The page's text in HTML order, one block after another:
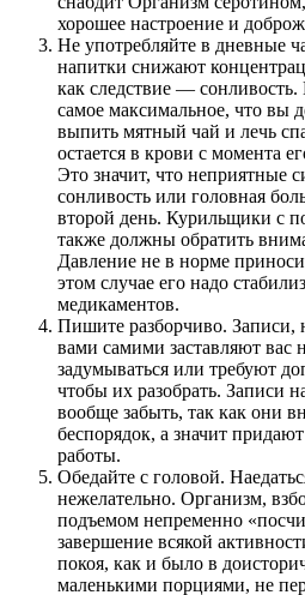
хорошее настроение и
Не употребляйте в дневные
напитки снижают
как следствие — сонливость.
самое максимальное, что вы
выпить мятный чай и лечь
остается в крови с момента
Это значит, что неприятные
сонливость или головная
второй день. Курильщики с
также должны обратить
Давление не в норме
этом случае его надо
медикаментов.
Пишите разборчиво. Записи,
вами самими заставляют вас
задумываться или требуют
чтобы их разобрать. Записи
вообще забыть, так как они
беспорядок, а значит
работы.
Обедайте с головой.
нежелательно. Организм,
подъемом непременно
завершение всякой
покоя, как и было в
маленькими порциями, не